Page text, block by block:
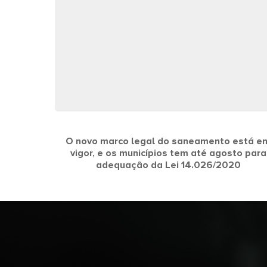
O novo marco legal do saneamento está
vigor, e os municípios tem até agosto para
adequação da Lei 14.026/2020